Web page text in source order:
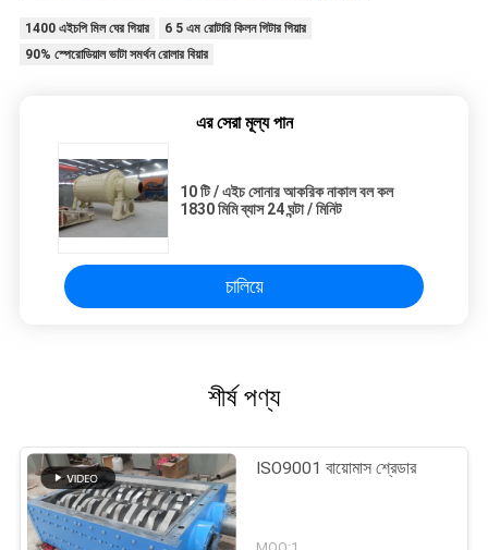
1400 এইচপি মিল ঘের গিয়ার
6 5 এম রোটারি কিলন গিটার গিয়ার
90% স্পেরোডিয়াল ভাটা সমর্থন রোলার বিয়ার
এর সেরা মূল্য পান
10 টি / এইচ সোনার আকরিক নাকাল বল কল
1830 মিমি ব্যাস 24 ঘন্টা / মিনিট
চালিয়ে
শীর্ষ পণ্য
ISO9001 বায়োমাস শ্রেডার